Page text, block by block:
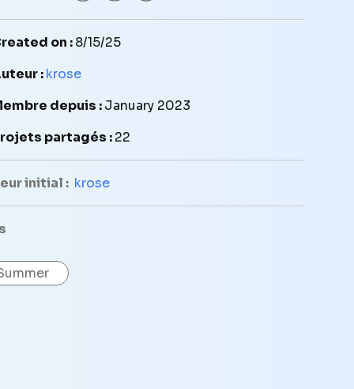
on :8/15/25
:krose
depuis :January 2023
partagés :22
initial : krose